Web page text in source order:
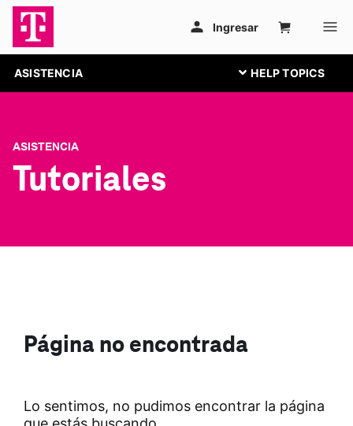
ASISTENCIA
ASISTENCIA
Tutoriales